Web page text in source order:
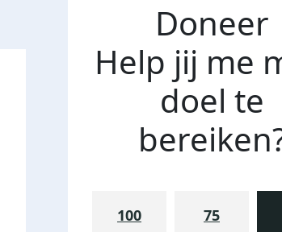
Doneer
Help jij me
doel te
100 75